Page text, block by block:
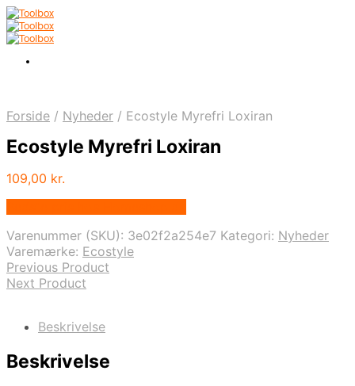
Forside / Nyheder / Ecostyle Myrefri Loxiran
Ecostyle Myrefri Loxiran
109,00 kr.
Varenummer (SKU): 3e02f2a254e7 Kategori: Nyheder
Varemærke: Ecostyle
Previous Product
Next Product
Beskrivelse
Beskrivelse